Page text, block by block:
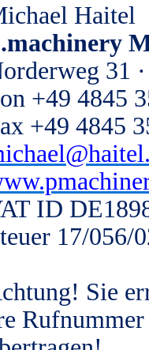
Haitel
31
+49 4845
+49 4845
ID
17/056/
Sie
Rufnummer